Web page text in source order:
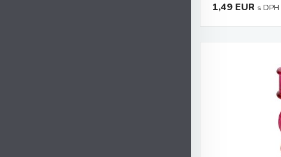
1,49 EUR s DPH